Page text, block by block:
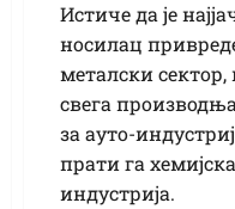
Истиче да је
носилац
металски сектор,
свега
за ауто-
прати га хемијска
индустрија.